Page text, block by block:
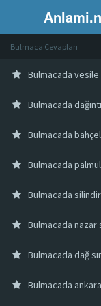
Bulmaca Cevapları
Bulmacada
Bulmacada dağıntı
Bulmacada
Bulmacada
Bulmacada
Bulmacada
Bulmacada dağ
Bulmacada